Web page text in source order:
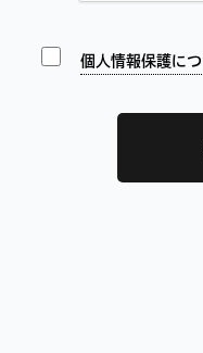
個人情報保護につ